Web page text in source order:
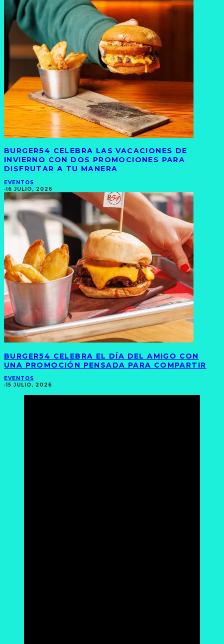
BURGER54 CELEBRA LAS VACACIONES DE
INVIERNO CON DOS PROMOCIONES PARA
DISFRUTAR A TU MANERA
EVENTOS
·16 JULIO, 2026
BURGER54 CELEBRA EL DÍA DEL AMIGO CON
UNA PROMOCIÓN PENSADA PARA COMPARTIR
EVENTOS
·15 JULIO, 2026